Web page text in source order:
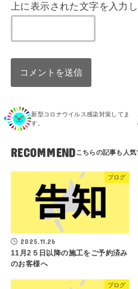
上に表示された文字を入力
新型コロナウイルス感染対策してま
す。
RECOMMEND
ブログ
2025.11.26
11月2５日以降の施工をご予約済み
のお客様へ
ブログ